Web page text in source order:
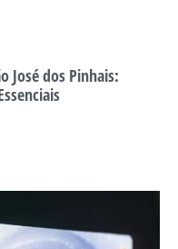
José dos Pinhais: